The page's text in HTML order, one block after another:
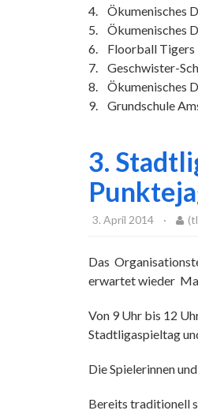
4. Ökumenisches
5. Ökumenisches
6. Floorball Tigers
7. Geschwister-
8. Ökumenisches
9. Grundschule
3.
3. April 2014 ·
Das
erwartet wieder
Von 9 Uhr bis 12
Stadtligaspieltag
Die Spielerinnen
Bereits traditionell